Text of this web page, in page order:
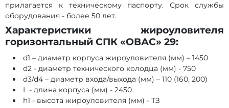
прилагается к техническому паспорту. Срок службы
оборудования - более 50 лет.
Характеристики жироуловителя
горизонтальный СПК «ОВАС» 29:
d1 – диаметр корпуса жироуловителя (мм) – 1450
d2 - диаметр технического колодца (мм) - 750
d3/d4 – диаметр входа/выхода (мм) – 110 (160, 200)
L - длина корпуса (мм) - 2450
h1 - высота жироуловителя (мм) - ТЗ